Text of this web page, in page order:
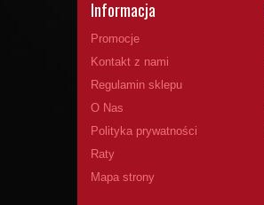
Informacja
Promocje
Kontakt z nami
Regulamin sklepu
O Nas
Polityka prywatności
Raty
Mapa strony